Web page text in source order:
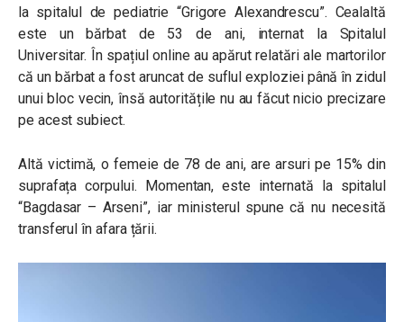
la spitalul de pediatrie “Grigore Alexandrescu”. Cealaltă
este un bărbat de 53 de ani, internat la Spitalul
Universitar. În spațiul online au apărut relatări ale martorilor
că un bărbat a fost aruncat de suflul exploziei până în zidul
unui bloc vecin, însă autoritățile nu au făcut nicio precizare
pe acest subiect.
Altă victimă, o femeie de 78 de ani, are arsuri pe 15% din
suprafața corpului. Momentan, este internată la spitalul
“Bagdasar – Arseni”, iar ministerul spune că nu necesită
transferul în afara țării.